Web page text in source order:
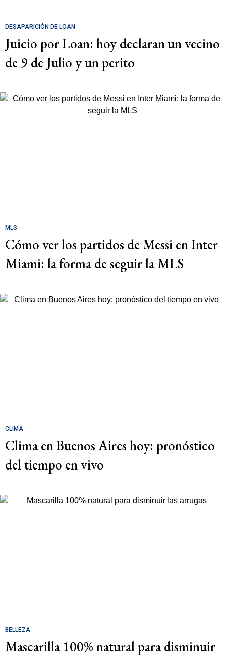
DESAPARICIÓN DE LOAN
Juicio por Loan: hoy declaran un vecino
de 9 de Julio y un perito
MLS
Cómo ver los partidos de Messi en Inter
Miami: la forma de seguir la MLS
CLIMA
Clima en Buenos Aires hoy: pronóstico
del tiempo en vivo
BELLEZA
Mascarilla 100% natural para disminuir